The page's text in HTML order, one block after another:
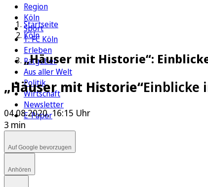
Region
Köln
Sport
1. FC Köln
Erleben
Ratgeber
Aus aller Welt
Politik
Wirtschaft
Newsletter
E-Paper
Startseite
Köln
„Häuser mit Historie“:
„Häuser mit Historie“Einblicke
04.08.2020, 16:15 Uhr
3 min
Auf Google bevorzugen
Anhören